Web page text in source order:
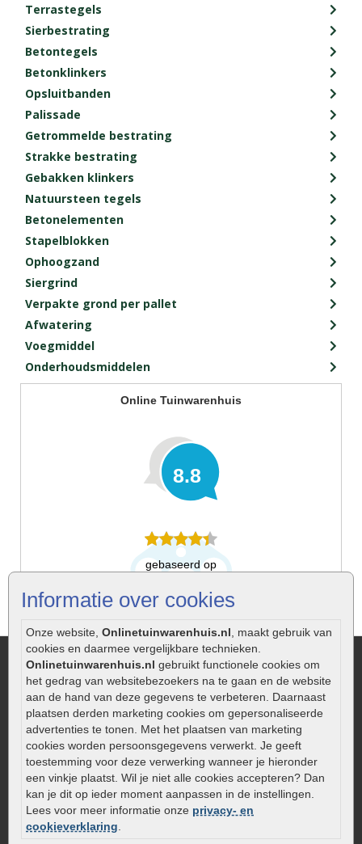
Informatie over cookies
Onze website, Onlinetuinwarenhuis.nl , maakt gebruik van
cookies en daarmee vergelijkbare technieken.
Onlinetuinwarenhuis.nl gebruikt functionele cookies om
het gedrag van websitebezoekers na te gaan en de website
aan de hand van deze gegevens te verbeteren. Daarnaast
plaatsen derden marketing cookies om gepersonaliseerde
advertenties te tonen. Met het plaatsen van marketing
cookies worden persoonsgegevens verwerkt. Je geeft
toestemming voor deze verwerking wanneer je hieronder
een vinkje plaatst. Wil je niet alle cookies accepteren? Dan
kan je dit op ieder moment aanpassen in de instellingen.
Lees voor meer informatie onze privacy- en
cookieverklaring
Terrastegels
Sierbestrating
Betontegels
Betonklinkers
Opsluitbanden
Palissade
Getrommelde bestrating
Strakke bestrating
Gebakken klinkers
Natuursteen tegels
Betonelementen
Stapelblokken
Ophoogzand
Siergrind
Verpakte grond per pallet
Afwatering
Voegmiddel
Onderhoudsmiddelen
Online Tuinwarenhuis
8.8
gebaseerd op
Informatie
Over Onlinetuinwarenhuis.nl
Showtuin, winkel & opslag
Privacy Policy
Algemene voorwaarden
Cookies beleid
Sitemap
Klantenservice